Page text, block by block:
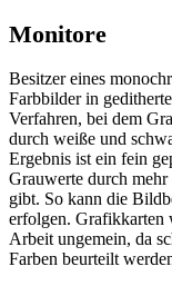
Monitore
Besitzer eines
Farbbilder in
Verfahren, bei dem
durch weiße und
Ergebnis ist ein fein
Grauwerte durch
gibt. So kann die
erfolgen.
Arbeit ungemein, da
Farben beurteilt